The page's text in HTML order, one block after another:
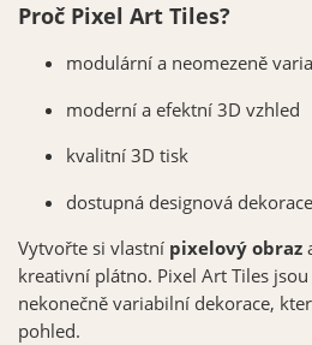
Proč Pixel Art Tiles?
modulární a neomezeně
moderní a efektní 3D vzhled
kvalitní 3D tisk
dostupná designová
Vytvořte si vlastní pixelový obraz
kreativní plátno. Pixel Art Tiles
nekonečně variabilní dekorace,
pohled.